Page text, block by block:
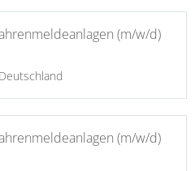
(m/w/d)
(m/w/d)